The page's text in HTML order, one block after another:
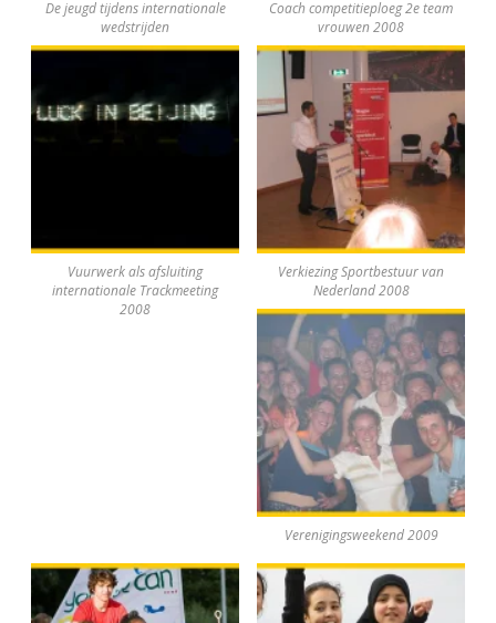
De jeugd tijdens internationale
wedstrijden
Coach competitieploeg 2e team
vrouwen 2008
Vuurwerk als afsluiting
internationale Trackmeeting
2008
Verkiezing Sportbestuur van
Nederland 2008
Verenigingsweekend 2009